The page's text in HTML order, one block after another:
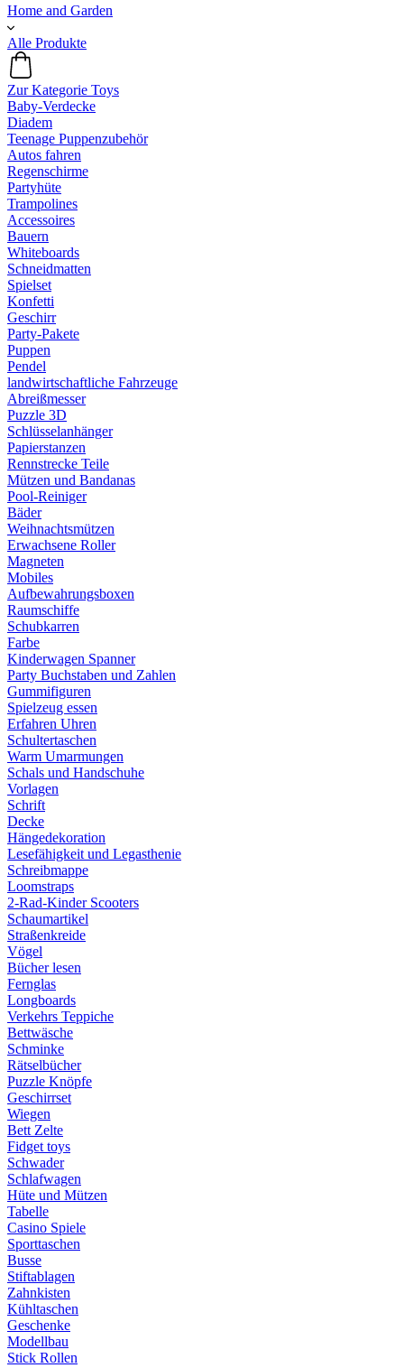
Home and Garden
Alle Produkte
Zur Kategorie Toys
Baby-Verdecke
Diadem
Teenage Puppenzubehör
Autos fahren
Regenschirme
Partyhüte
Trampolines
Accessoires
Bauern
Whiteboards
Schneidmatten
Spielset
Konfetti
Geschirr
Party-Pakete
Puppen
Pendel
landwirtschaftliche Fahrzeuge
Abreißmesser
Puzzle 3D
Schlüsselanhänger
Papierstanzen
Rennstrecke Teile
Mützen und Bandanas
Pool-Reiniger
Bäder
Weihnachtsmützen
Erwachsene Roller
Magneten
Mobiles
Aufbewahrungsboxen
Raumschiffe
Schubkarren
Farbe
Kinderwagen Spanner
Party Buchstaben und Zahlen
Gummifiguren
Spielzeug essen
Erfahren Uhren
Schultertaschen
Warm Umarmungen
Schals und Handschuhe
Vorlagen
Schrift
Decke
Hängedekoration
Lesefähigkeit und Legasthenie
Schreibmappe
Loomstraps
2-Rad-Kinder Scooters
Schaumartikel
Straßenkreide
Vögel
Bücher lesen
Fernglas
Longboards
Verkehrs Teppiche
Bettwäsche
Schminke
Rätselbücher
Puzzle Knöpfe
Geschirrset
Wiegen
Bett Zelte
Fidget toys
Schwader
Schlafwagen
Hüte und Mützen
Tabelle
Casino Spiele
Sporttaschen
Busse
Stiftablagen
Zahnkisten
Kühltaschen
Geschenke
Modellbau
Stick Rollen